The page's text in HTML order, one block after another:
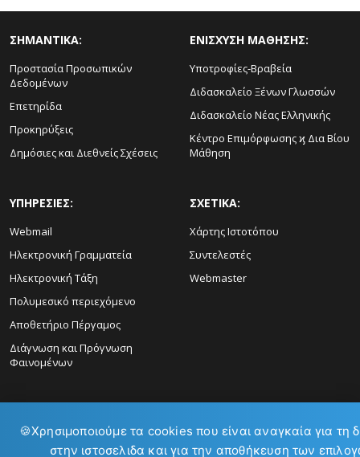
ΣΗΜΑΝΤΙΚΑ:
Προστασία Προσωπικών
Δεδομένων
Επετηρίδα
Προκηρύξεις
Δημόσιες και Διεθνείς Σχέσεις
ΕΝΙΣΧΥΣΗ ΜΑΘΗΣΗΣ:
Υποτροφίες-Βραβεία
Διδασκαλείο Ξένων Γλωσσών
Διδασκαλείο Νέας Ελληνικής
Κέντρο Επιμόρφωσης ϗ Δια Βίου
Μάθηση
ΥΠΗΡΕΣΙΕΣ:
Webmail
Ηλεκτρονική Γραμματεία
Ηλεκτρονική Τάξη
Πολυμεσικό περιεχόμενο
Αποθετήριο Πέργαμος
Διάγνωση και Πρόγνωση
Φαινομένων
ΣΧΕΤΙΚΑ:
Χάρτης Ιστοτόπου
Συντελεστές
Webmaster
🍪Χρησιμοποιούμε τα cookies που είναι αναγκαία για τη
στην ιστοσελιδα και για την αποθήκευση των